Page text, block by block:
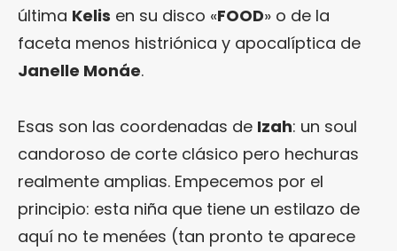
última Kelis en su disco «FOOD» o de la
faceta menos histriónica y apocalíptica de
Janelle Monáe.
Esas son las coordenadas de Izah: un soul
candoroso de corte clásico pero hechuras
realmente amplias. Empecemos por el
principio: esta niña que tiene un estilazo de
aquí no te menées (tan pronto te aparece